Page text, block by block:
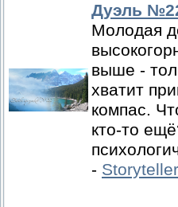
Дуэль
Молодая
выше -
хватит
компас.
кто-то
- Storyteller